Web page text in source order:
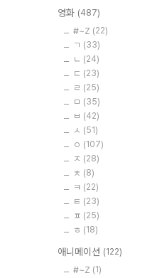
영화 (487)
#~Z (22)
ㄱ (33)
ㄴ (24)
ㄷ (23)
ㄹ (25)
ㅁ (35)
ㅂ (42)
ㅅ (51)
ㅇ (107)
ㅈ (28)
ㅊ (8)
ㅋ (22)
ㅌ (23)
ㅍ (25)
ㅎ (18)
애니메이션 (122)
#~Z (1)